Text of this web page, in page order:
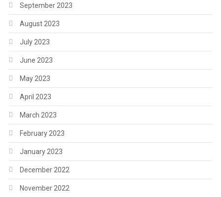
September 2023
August 2023
July 2023
June 2023
May 2023
April 2023
March 2023
February 2023
January 2023
December 2022
November 2022